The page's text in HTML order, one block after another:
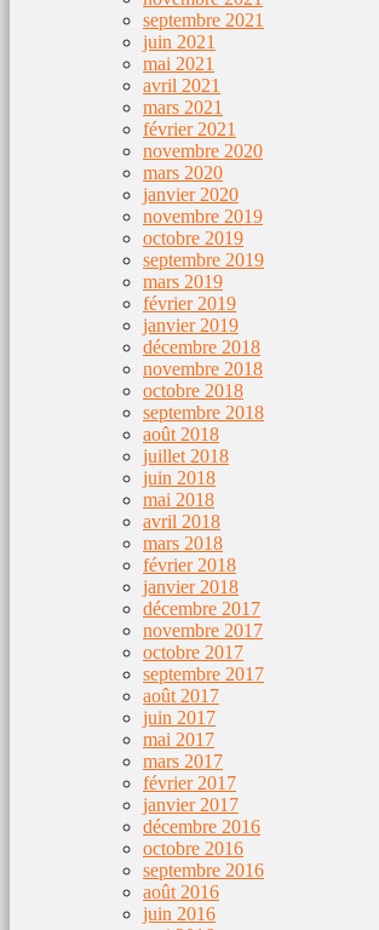
septembre 2021
juin 2021
mai 2021
avril 2021
mars 2021
février 2021
novembre 2020
mars 2020
janvier 2020
novembre 2019
octobre 2019
septembre 2019
mars 2019
février 2019
janvier 2019
décembre 2018
novembre 2018
octobre 2018
septembre 2018
août 2018
juillet 2018
juin 2018
mai 2018
avril 2018
mars 2018
février 2018
janvier 2018
décembre 2017
novembre 2017
octobre 2017
septembre 2017
août 2017
juin 2017
mai 2017
mars 2017
février 2017
janvier 2017
décembre 2016
octobre 2016
septembre 2016
août 2016
juin 2016